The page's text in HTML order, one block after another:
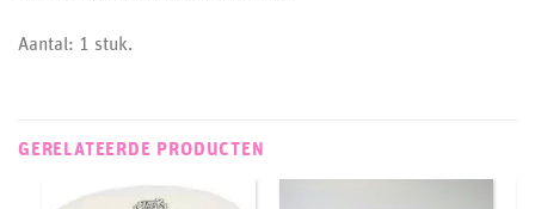
Aantal: 1 stuk.
GERELATEERDE PRODUCTEN